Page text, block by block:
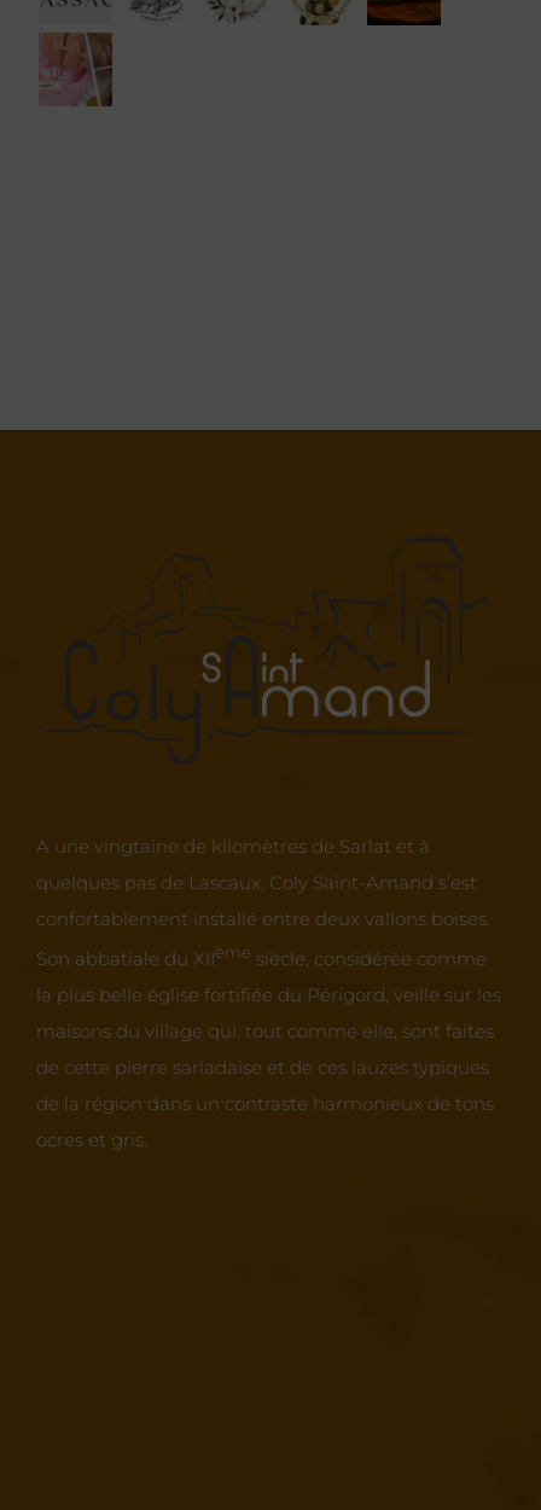
A une vingtaine de kilomètres de Sarlat et à
quelques pas de Lascaux, Coly Saint-Amand s’est
confortablement installé entre deux vallons boisés.
Son abbatiale du XIIème siècle, considérée comme
la plus belle église fortifiée du Périgord, veille sur les
maisons du village qui, tout comme elle, sont faites
de cette pierre sarladaise et de ces lauzes typiques
de la région dans un contraste harmonieux de tons
ocres et gris.